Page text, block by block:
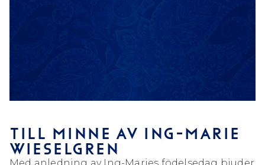
TILL MINNE AV ING-MARIE
WIESELGREN